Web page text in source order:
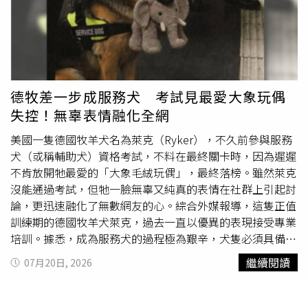
，可重新上架」，食藥署表示，秉持「分源分項、逐批
確認、上下游核對」三原則，食藥署依上游原油檢驗 合格
下游終端產品與其上游原油完成核對確認，才能重新上架。
因此，符合檢驗標準的19批油品及其相關產品，可依規定重
新上架販售。「3批尚未出貨原油持續管制，不在本次上架
範圍」，食藥署說，中聯另有3批尚未出貨的原油，雖然檢
驗符合標準，但目前仍由衛生主管機關留置管制，未流入市
面，因此暫不涉及重新上架，也不在本次公布的上架範圍
內。食藥署再次感謝中下游業者，配合政府緊急應變措施，
自7月9日起配合全面預防性下架作業。食藥署並強調，本次
產品是否重新上架，係依「食品風險評估諮議會」討論，以
科學檢驗結果及風險評估為判定依據。確認違反規定者，均
維持下架管制，不得重新上架；確認符合食品安全要求者，
始得重新上架，以維護市售食品安全及保障消費者權益。
德牧差一步成服務犬 考試見最愛大象玩偶
失控！無辜表情融化全網
美國一隻德國牧羊犬名為萊克（Ryker），不久前參與服務
犬（或稱輔助犬）資格考試，不料在最終關卡時，因為遲遲
不肯放開牠最愛的「大象毛絨玩偶」，最終落榜。雖然萊克
沒能通過考試，但牠一臉無辜又純真的表情在社群上引起討
論，更迅速融化了無數網友的心。綜合外媒報導，這隻正值
訓練期的德國牧羊犬萊克，過去一直以優異的表現接受專業
培訓。據悉，成為服務犬的過程極為艱辛，犬隻必須具備高
度的自律性和專注力，以及在各類評估中完全無視外界干擾
的能力。然而，萊克有一隻大象玩偶，平日裡形影不離，不
07月20日, 2026 繼續閱讀